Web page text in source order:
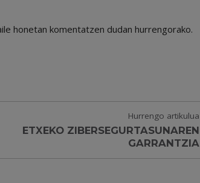
honetan komentatzen dudan hurrengorako.
Hurrengo artikulua
ETXEKO ZIBERSEGURTASUNAREN
GARRANTZIA